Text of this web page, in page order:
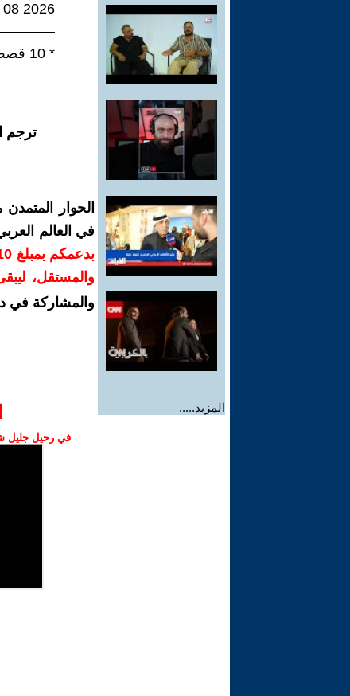
المزيد.....
08 2026
* 10 قصص قصيرة ذكية - متوالية سردية مؤتمتة في ثلاثة فصول.
ترجم
الحوار
في العالم
والمستقل،
والمشاركة في
في رحيل جليل